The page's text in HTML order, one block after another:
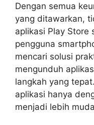
Dengan semua
yang ditawarkan,
aplikasi Play Store
pengguna
mencari solusi
mengunduh
langkah yang
aplikasi hanya
menjadi lebih